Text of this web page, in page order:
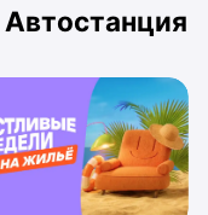
Автостанция